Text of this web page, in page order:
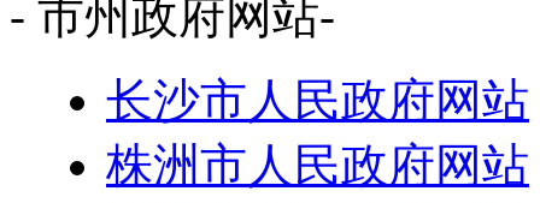
- 市州政府网站-
长沙市人民政府网站
株洲市人民政府网站